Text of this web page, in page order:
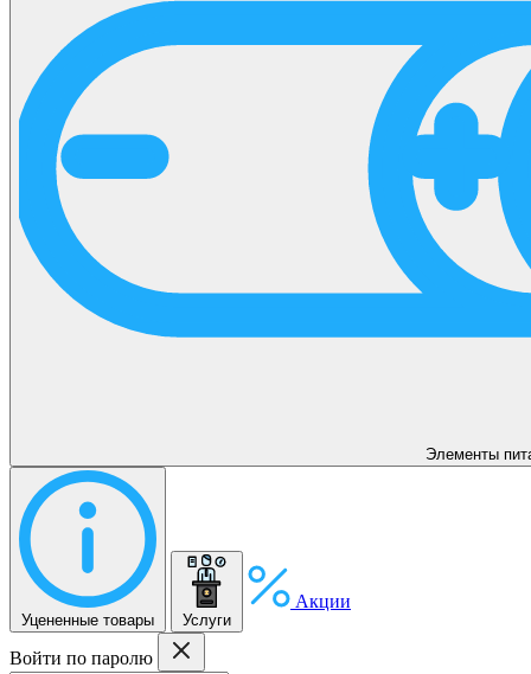
Элементы
Уцененные товары Услуги
Акции
Войти по паролю